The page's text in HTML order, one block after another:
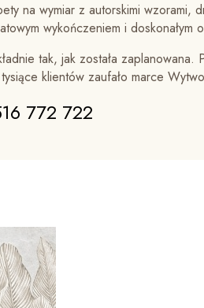
na wymiar z autorskimi wzorami,
wykończeniem i doskonałym
tak, jak została zaplanowana.
klientów zaufało marce
772 722